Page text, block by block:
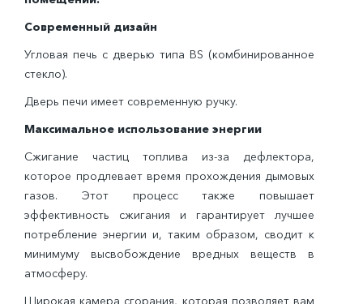
Современный дизайн
Угловая печь с дверью типа BS (комбинированное
стекло).
Дверь печи имеет современную ручку.
Максимальное использование энергии
Сжигание частиц топлива из-за дефлектора,
которое продлевает время прохождения дымовых
газов. Этот процесс также повышает
эффективность сжигания и гарантирует лучшее
потребление энергии и, таким образом, сводит к
минимуму высвобождение вредных веществ в
атмосферу.
Широкая камера сгорания, которая позволяет вам